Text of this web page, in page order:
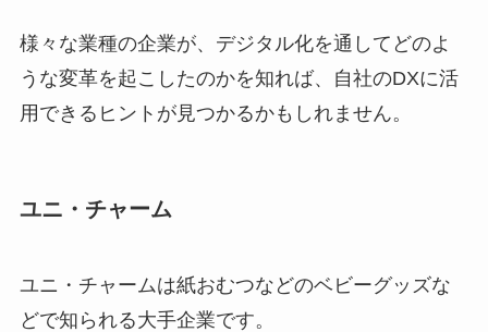
様々な業種の企業が、デジタル化を通してどのよ
うな変革を起こしたのかを知れば、自社のDXに活
用できるヒントが見つかるかもしれません。
ユニ・チャーム
ユニ・チャームは紙おむつなどのベビーグッズな
どで知られる大手企業です。